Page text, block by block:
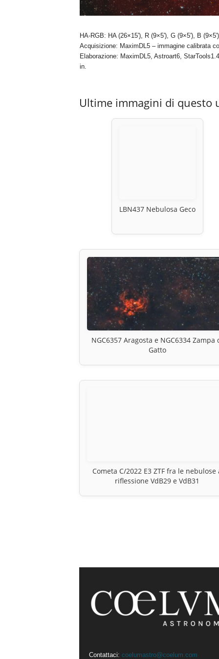
HA-RGB: HA (26×15′), R (9×5′), G (9×5′), B
Acquisizione: MaximDL5 – immagine calibrata
Elaborazione: MaximDL5, Astroart6,
in.
Ultime immagini di questo
LBN437 Nebulosa Geco
NGC6357 Aragosta e NGC6334 Zampa
Gatto
Cometa C/2022 E3 ZTF fra le nebulose
riflessione VdB29 e VdB31
Contattaci: coelumastro@coelum.com